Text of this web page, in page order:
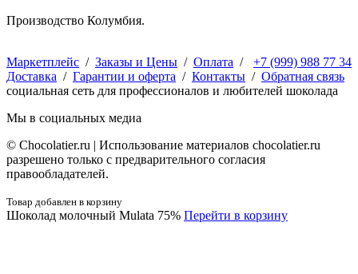
Производство Колумбия.
+7 (999) 988 77 34
Маркетплейс / Заказы и Цены / Оплата /
Доставка / Гарантии и оферта / Контакты / Обратная связь
социальная сеть для профессионалов и любителей шоколада
Мы в социальных медиа
© Сhocolatier.ru | Использование материалов chocolatier.ru
разрешено только с предварительного согласия
правообладателей.
Товар добавлен в корзину
Шоколад молочный Mulata 75% Перейти в корзину